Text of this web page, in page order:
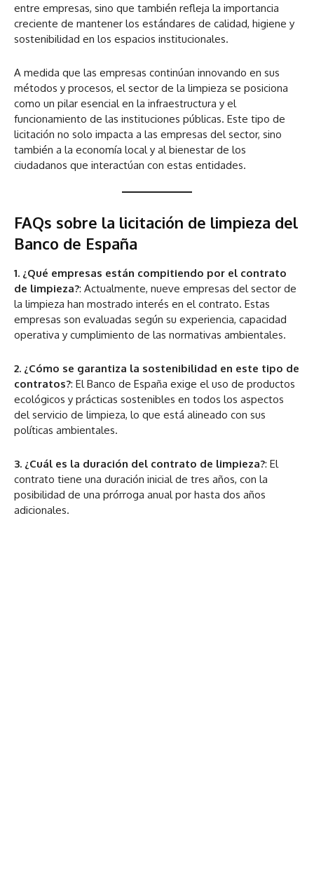
entre empresas, sino que también refleja la importancia
creciente de mantener los estándares de calidad, higiene y
sostenibilidad en los espacios institucionales.
A medida que las empresas continúan innovando en sus
métodos y procesos, el sector de la limpieza se posiciona
como un pilar esencial en la infraestructura y el
funcionamiento de las instituciones públicas. Este tipo de
licitación no solo impacta a las empresas del sector, sino
también a la economía local y al bienestar de los
ciudadanos que interactúan con estas entidades.
FAQs sobre la licitación de limpieza del
Banco de España
1. ¿Qué empresas están compitiendo por el contrato
de limpieza?: Actualmente, nueve empresas del sector de
la limpieza han mostrado interés en el contrato. Estas
empresas son evaluadas según su experiencia, capacidad
operativa y cumplimiento de las normativas ambientales.
2. ¿Cómo se garantiza la sostenibilidad en este tipo de
contratos?: El Banco de España exige el uso de productos
ecológicos y prácticas sostenibles en todos los aspectos
del servicio de limpieza, lo que está alineado con sus
políticas ambientales.
3. ¿Cuál es la duración del contrato de limpieza?: El
contrato tiene una duración inicial de tres años, con la
posibilidad de una prórroga anual por hasta dos años
adicionales.